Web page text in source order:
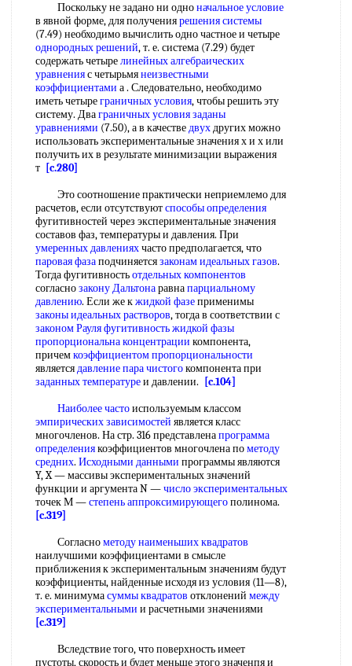
Поскольку не задано ни одноначальное условие
в явной форме, для получениярешения системы
(7.49) необходимо вычислить одно частное и четыре
однородных решений, т. е. система (7.29) будет
содержать четырелинейных алгебраических
уравненияс четырьмянеизвестными
коэффициентами а . Следовательно, необходимо
иметь четыреграничных условия, чтобы решить эту
систему. Дваграничных условиязаданы
уравнениями (7.50), а в качестведвухдругих можно
использовать экспериментальные значения х и х или
получить их в результате минимизации выражения
т [c.280]
Это соотношение практически неприемлемо для
расчетов, если отсутствуютспособы определения
фугитивностей через экспериментальные значения
составов фаз, температуры и давления. При
умеренных давленияхчасто предполагается, что
паровая фазаподчиняетсязаконам идеальных газов.
Тогда фугитивностьотдельных компонентов
согласнозакону Дальтонаравнапарциальному
давлению. Если же кжидкой фазеприменимы
законы идеальных растворов, тогда в соответствии с
законом Рауляфугитивность жидкой фазы
пропорциональна концентрации компонента,
причемкоэффициентом пропорциональности
являетсядавление пара чистогокомпонента при
заданных температуреи давлении.
[c.104]
Наиболее частоиспользуемым классом
эмпирических зависимостей является класс
многочленов. На стр. 316 представленапрограмма
определениякоэффициентов многочлена пометоду
средних. Исходными данными программы являются
Y, X — массивы экспериментальных значений
функции и аргумента N —число экспериментальных
точек М —степень аппроксимирующегополинома.
[c.319]
Согласнометоду наименьших квадратов
наилучшими коэффициентами в смысле
приближения к экспериментальным значениям будут
коэффициенты, найденные исходя из условия (11—8),
т. е. минимумасуммы квадратов отклонений между
экспериментальными и расчетными значениями
[c.319]
Вследствие того, что поверхность имеет
пустоты, скорость и будет меньше этого значенпя и